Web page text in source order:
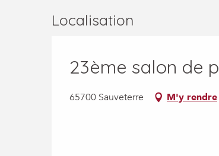
Localisation
23ème salon de
65700 Sauveterre M'y rendre